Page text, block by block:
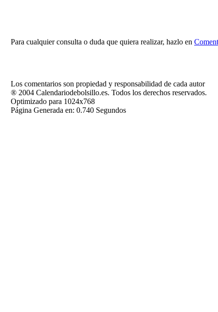
Para cualquier consulta o duda que quiera realizar, hazlo en
Los comentarios son propiedad y responsabilidad de cada autor
® 2004 Calendariodebolsillo.es. Todos los derechos reservados.
Optimizado para 1024x768
Página Generada en: 0.740 Segundos